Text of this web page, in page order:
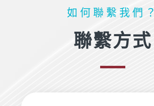
如何聯繫我們？
聯繫方式